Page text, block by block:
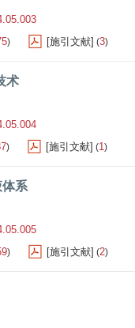
) [施引文献] (3)
术
) [施引文献] (1)
系
) [施引文献] (2)